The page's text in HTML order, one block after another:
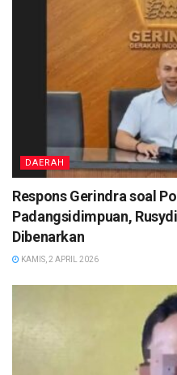
DAERAH
Respons Gerindra soal
Padangsidimpuan,
Dibenarkan
KAMIS, 2 APRIL 2026